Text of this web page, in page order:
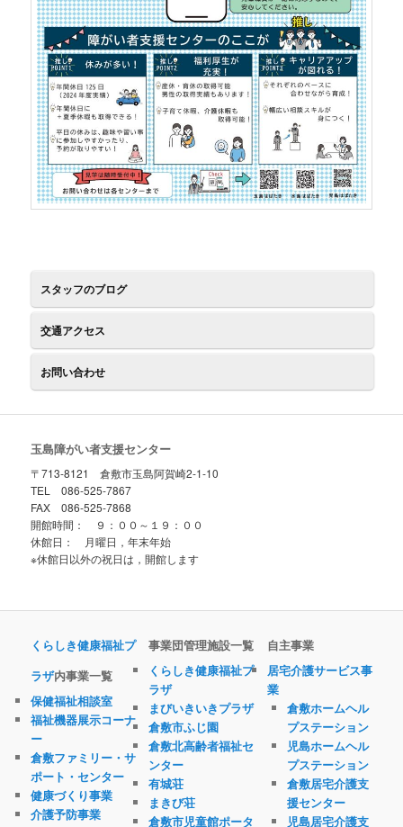
スタッフのブログ
交通アクセス
お問い合わせ
玉島障がい者支援センター
〒713-8121 倉敷市玉島阿賀崎2-1-10
TEL 086-525-7867
FAX 086-525-7868
開館時間： ９：００～１９：００
休館日： 月曜日，年末年始
※休館日以外の祝日は，開館します
くらしき健康福祉プ
ラザ内事業一覧
保健福祉相談室
福祉機器展示コーナ
ー
倉敷ファミリー・サ
ポート・センター
健康づくり事業
介護予防事業
事業団管理施設一覧
くらしき健康福祉プ
ラザ
まびいきいきプラザ
倉敷市ふじ園
倉敷北高齢者福祉セ
ンター
有城荘
まきび荘
倉敷市児童館ポータ
自主事業
居宅介護サービス事
業
倉敷ホームヘル
プステーション
児島ホームヘル
プステーション
倉敷居宅介護支
援センター
児島居宅介護支